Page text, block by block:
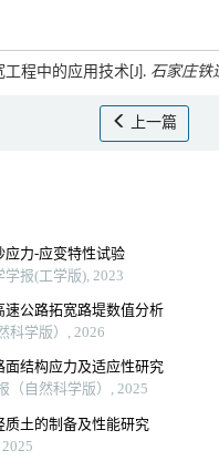
程中的应用技术[J]. 石家庄铁
上一篇